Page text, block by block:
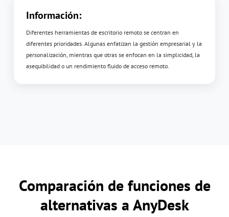
Información:
Diferentes herramientas de escritorio remoto se centran en
diferentes prioridades. Algunas enfatizan la gestión empresarial y la
personalización, mientras que otras se enfocan en la simplicidad, la
asequibilidad o un rendimiento fluido de acceso remoto.
Comparación de funciones de
alternativas a AnyDesk